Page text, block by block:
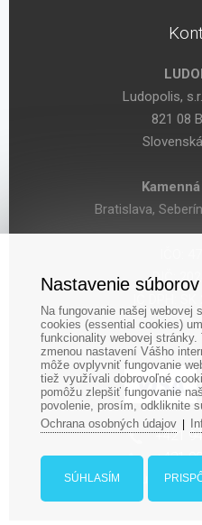
Ludopolis,
821 08
Bratislava,
DIČ:
‎+421
+421
Nastavenie
Na fungovanie našej webovej
cookies (essential cookies)
funkcionality webovej
zmenou nastavení Vášho
môže ovplyvniť fungovanie
tiež využívali dobrovoľné
pomôžu zlepšiť fungovanie
povolenie, prosím, odkliknite
Ochrana osobných údajov|
SÚHLASÍM